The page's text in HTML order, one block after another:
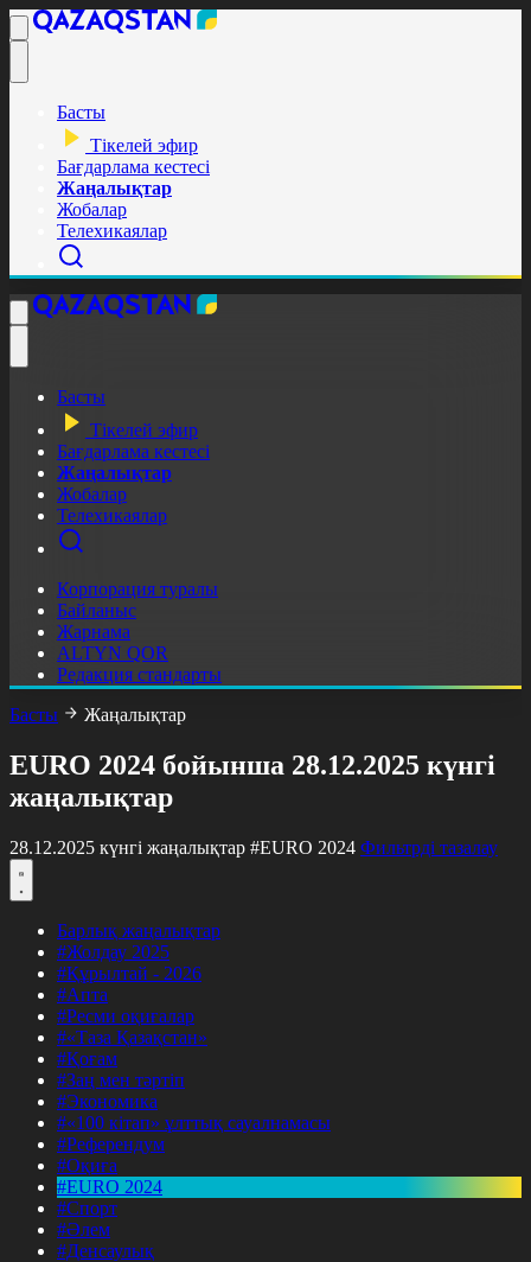
Басты
Тікелей эфир
Бағдарлама кестесі
Жаңалықтар
Жобалар
Телехикаялар
Басты
Тікелей эфир
Бағдарлама кестесі
Жаңалықтар
Жобалар
Телехикаялар
Корпорация туралы
Байланыс
Жарнама
ALTYN QOR
Редакция стандарты
Басты
Жаңалықтар
EURO 2024 бойынша 28.12.2025 күнгі
жаңалықтар
28.12.2025 күнгі жаңалықтар #EURO 2024 Фильтрді тазалау
Барлық жаңалықтар
#Жолдау 2025
#Құрылтай - 2026
#Апта
#Ресми оқиғалар
#«Таза Қазақстан»
#Қоғам
#Заң мен тәртіп
#Экономика
#«100 кітап» ұлттық сауалнамасы
#Референдум
#Оқиға
#EURO 2024
#Спорт
#Әлем
#Денсаулық